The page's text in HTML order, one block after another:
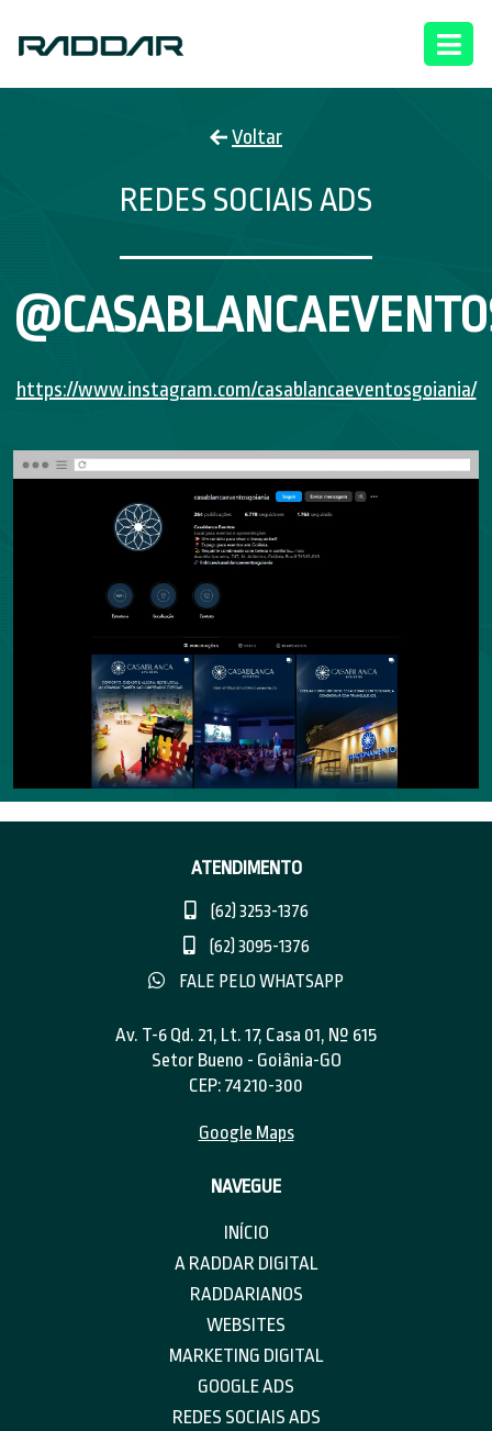
Voltar
REDES SOCIAIS ADS
https://www.instagram.com/casablancaeventosgoiania/
ATENDIMENTO
(62) 3253-1376
(62) 3095-1376
FALE PELO WHATSAPP
Av. T-6 Qd. 21, Lt. 17, Casa 01, Nº 615
Setor Bueno - Goiânia-GO
CEP: 74210-300
Google Maps
NAVEGUE
INÍCIO
A RADDAR DIGITAL
RADDARIANOS
WEBSITES
MARKETING DIGITAL
GOOGLE ADS
REDES SOCIAIS ADS